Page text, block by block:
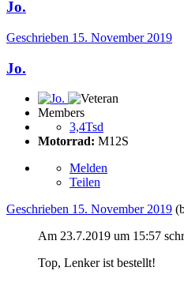
Jo.
Geschrieben 15. November 2019
Jo.
Members
3,4Tsd
Motorrad: M12S
Melden
Teilen
Geschrieben 15. November 2019
Am 23.7.2019 um 15:57
Top, Lenker ist bestellt!